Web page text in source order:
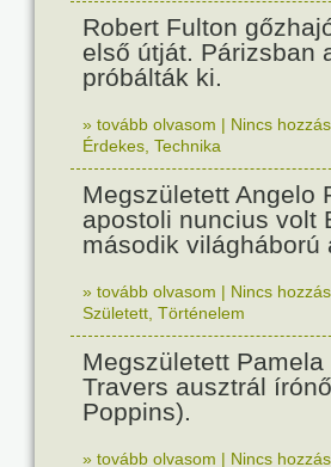
Robert Fulton
első útját. Párizsban
próbálták ki.
» tovább olvasom | Nincs
Érdekes Technika
Megszületett Angelo
apostoli nuncius volt
második világháború
» tovább olvasom | Nincs
Született Történelem
Megszületett Pamela
Travers ausztrál
Poppins).
» tovább olvasom | Nincs